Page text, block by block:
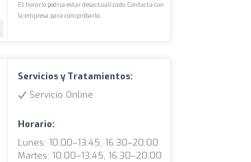
El horario podría estar desactualizado. Contacta con
la empresa para comprobarlo.
Servicios y Tratamientos:
Servicio Online
Horario:
Lunes: 10:00–13:45, 16:30–20:00
Martes: 10:00–13:45, 16:30–20:00